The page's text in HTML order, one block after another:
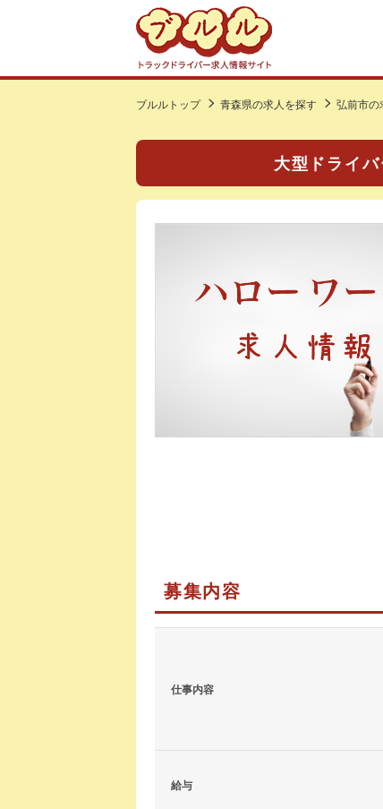
ブルルトップ 青森県の求人を探す 弘前市の
大型ドライ
募集内容
仕事内容
給与